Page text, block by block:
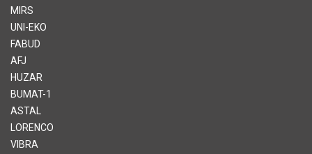
MIRS
UNI-EKO
FABUD
AFJ
HUZAR
BUMAT-1
ASTAL
LORENCO
VIBRA